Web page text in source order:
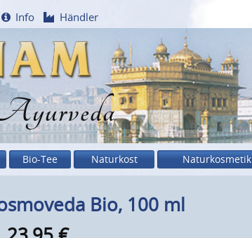
Info Händler
Bio-Tee Naturkost Naturkosmetik
Bio, 100 ml